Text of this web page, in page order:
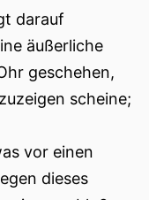
darauf
äußerliche
geschehen,
scheine;
vor einen
dieses